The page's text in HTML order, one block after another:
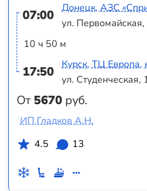
07:00
10 ч 50 м
17:50
От 5670 руб.
Донецк, АЗС
ул.
Курск, ТЦ Европа,
ул. Студенческая,
ИП Гладков А.Н.
4.5
13